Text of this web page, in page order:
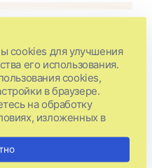
cookies для улучшения
его использования.
cookies,
в браузере.
на обработку
изложенных в